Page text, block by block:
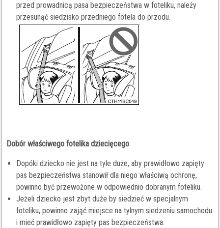
przed prowadnicą pasa bezpieczeństwa w foteliku, należy
przesunąć siedzisko przedniego fotela do przodu.
Dobór właściwego fotelika dziecięcego
Dopóki dziecko nie jest na tyle duże, aby prawidłowo zapięty
pas bezpieczeństwa stanowił dla niego właściwą ochronę,
powinno być przewożone w odpowiednio dobranym foteliku.
Jeżeli dziecko jest zbyt duże by siedzieć w specjalnym
foteliku, powinno zająć miejsce na tylnym siedzeniu samochodu
i mieć prawidłowo zapięty pas bezpieczeństwa.